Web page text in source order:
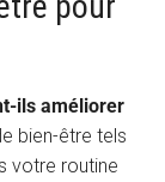
ils améliorer
bien-être tels
votre routine